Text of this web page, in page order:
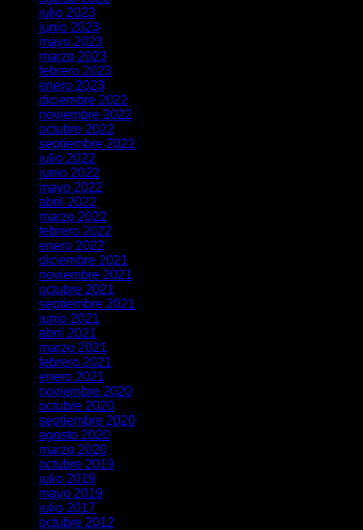
julio 2023
junio 2023
mayo 2023
marzo 2023
febrero 2023
enero 2023
diciembre 2022
noviembre 2022
octubre 2022
septiembre 2022
julio 2022
junio 2022
mayo 2022
abril 2022
marzo 2022
febrero 2022
enero 2022
diciembre 2021
noviembre 2021
octubre 2021
septiembre 2021
junio 2021
abril 2021
marzo 2021
febrero 2021
enero 2021
noviembre 2020
octubre 2020
septiembre 2020
agosto 2020
marzo 2020
octubre 2019
julio 2019
mayo 2019
julio 2017
octubre 2012